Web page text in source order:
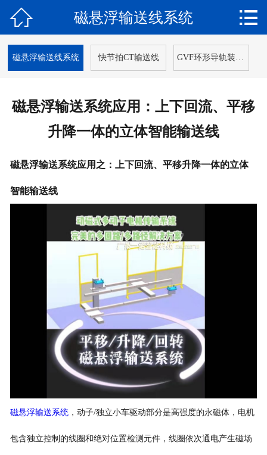
 网站首页
关于我们
新闻动态
解决方案
应用案例
在线留言
联系我们
 磁悬浮输送线系统 
磁悬浮输送线系统 快节拍CT输送线
磁悬浮输送系统应用：上下回流、平移
升降一体的立体智能输送线
磁悬浮输送系统应用之：上下回流、平移升降一体的立体
智能输送线
磁悬浮输送系统，动子/独立小车驱动部分是高强度的永磁体，电机
包含独立控制的线圈和绝对位置检测元件，线圈依次通电产生磁场